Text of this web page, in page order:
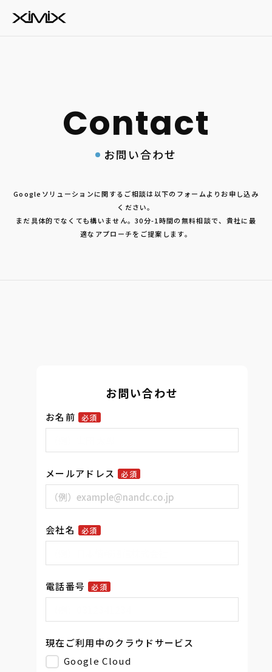
お問い合わせ
Googleソリューションに関するご相談は以下のフォームよりお申し込み
ください。
まだ具体的でなくても構いません。30分-1時間の無料相談で、貴社に最
適なアプローチをご提案します。
お問い合わせ
お名前 必須
メールアドレス 必須
会社名 必須
電話番号 必須
現在ご利用中のクラウドサービス
Google Cloud